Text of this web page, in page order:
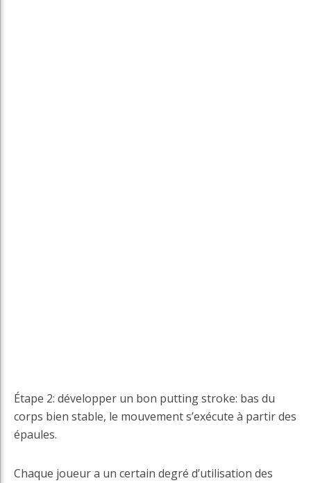
Étape 2: développer un bon putting stroke: bas du
corps bien stable, le mouvement s’exécute à partir des
épaules.
Chaque joueur a un certain degré d’utilisation des